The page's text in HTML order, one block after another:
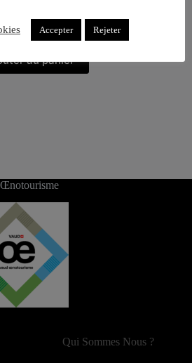
dégustation,jeux
au panier
Qui Sommes Nous ?
Accepter Rejeter